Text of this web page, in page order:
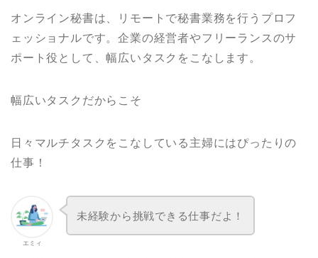
オンライン秘書は、リモートで秘書業務を行うプロフ
ェッショナルです。企業の経営者やフリーランスのサ
ポート役として、幅広いタスクをこなします。
幅広いタスクだからこそ
日々マルチタスクをこなしている主婦にはぴったりの
仕事！
エミィ
未経験から挑戦できる仕事だよ！